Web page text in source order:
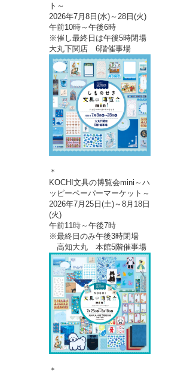
ト～
2026年7月8日(水)～28日(火)
午前10時～午後6時
※催し最終日は午後5時閉場
大丸下関店 6階催事場
＊
KOCHI文具の博覧会mini～ハ
ッピーペーパーマーケット～
2026年7月25日(土)～8月18日
(火)
午前11時～午後7時
※最終日のみ午後3時閉場
高知大丸 本館5階催事場
＊